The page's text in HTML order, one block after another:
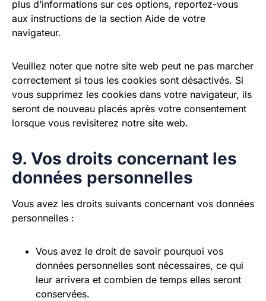
plus d’informations sur ces options, reportez-vous
aux instructions de la section Aide de votre
navigateur.
Veuillez noter que notre site web peut ne pas marcher
correctement si tous les cookies sont désactivés. Si
vous supprimez les cookies dans votre navigateur, ils
seront de nouveau placés après votre consentement
lorsque vous revisiterez notre site web.
9. Vos droits concernant les
données personnelles
Vous avez les droits suivants concernant vos données
personnelles :
Vous avez le droit de savoir pourquoi vos
données personnelles sont nécessaires, ce qui
leur arrivera et combien de temps elles seront
conservées.